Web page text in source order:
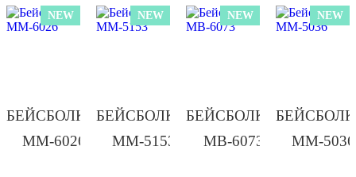
NEW
БЕЙСБОЛКА/
ММ-6026
NEW
БЕЙСБОЛКА/
ММ-5153
NEW
БЕЙСБОЛКА/
МВ-6073
NEW
ММ-5036